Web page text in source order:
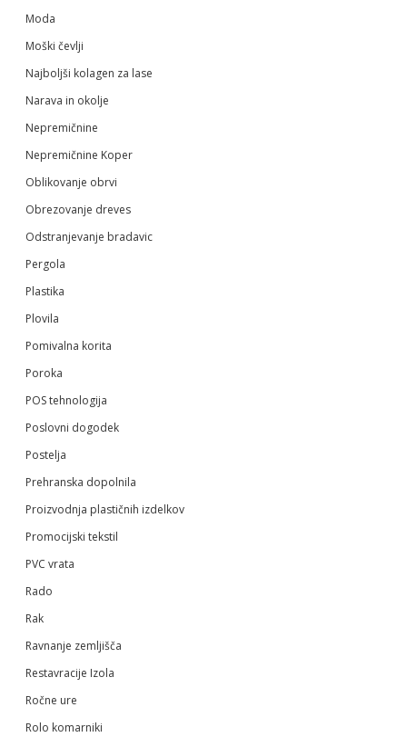
Moda
Moški čevlji
Najboljši kolagen za lase
Narava in okolje
Nepremičnine
Nepremičnine Koper
Oblikovanje obrvi
Obrezovanje dreves
Odstranjevanje bradavic
Pergola
Plastika
Plovila
Pomivalna korita
Poroka
POS tehnologija
Poslovni dogodek
Postelja
Prehranska dopolnila
Proizvodnja plastičnih izdelkov
Promocijski tekstil
PVC vrata
Rado
Rak
Ravnanje zemljišča
Restavracije Izola
Ročne ure
Rolo komarniki